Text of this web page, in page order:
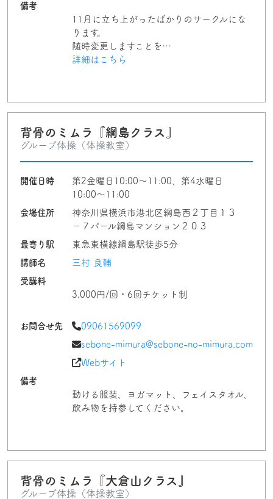
備考
11月に立ち上がったばかりのサークルにな
ります。
随時変更しますことを…
詳細はこちら
背骨のミムラ『綱島クラス』
グループ体操（体操教室）
開催日時
第2金曜日10:00〜11:00、第4水曜日
10:00〜11:00
会場住所
神奈川県横浜市港北区綱島西２丁目１３
−７パール綱島マンション２０３
最寄り駅
東急東横線綱島駅徒歩5分
講師名
三村 良輔
受講料
3,000円/回・6回チケット制
お問合せ先
09061569099
sebone-mimura@sebone-no-mimura.com
Webサイト
備考
動ける服装、ヨガマット、フェイスタオル、
飲み物を持参してください。
背骨のミムラ『大倉山クラス』
グループ体操（体操教室）